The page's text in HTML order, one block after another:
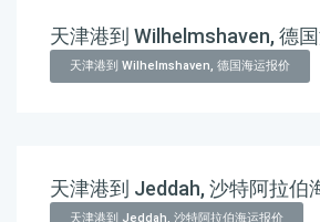
天津港到 Wilhelmshaven, 德
天津港到 Wilhelmshaven, 德国海运报价
天津港到 Jeddah, 沙特阿拉伯
天津港到 Jeddah, 沙特阿拉伯海运报价